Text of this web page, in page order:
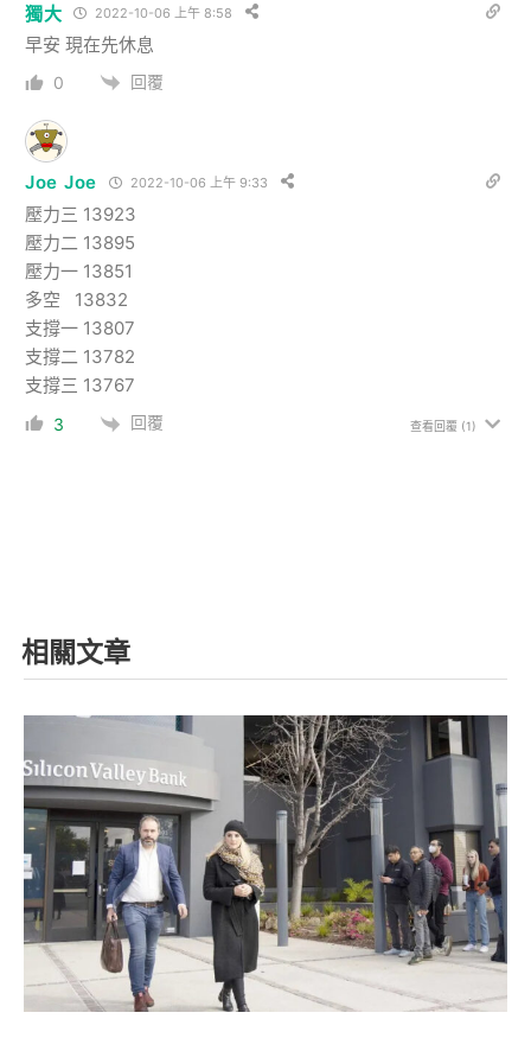
獨大 2022-10-06 上午 8:58
早安 現在先休息
0 回覆
Joe Joe 2022-10-06 上午 9:33
壓力三 13923
壓力二 13895
壓力一 13851
多空 13832
支撐一 13807
支撐二 13782
支撐三 13767
3 回覆 查看回覆 (1)
相關文章